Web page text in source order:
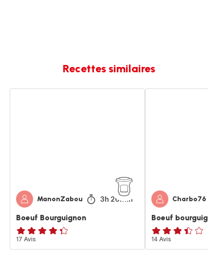
Recettes similaires
ManonZabou 3h 26min
Boeuf Bourguignon
ratings.4.3
17 Avis
Charbo76
Boeuf
ratings.3.4
14 Avis